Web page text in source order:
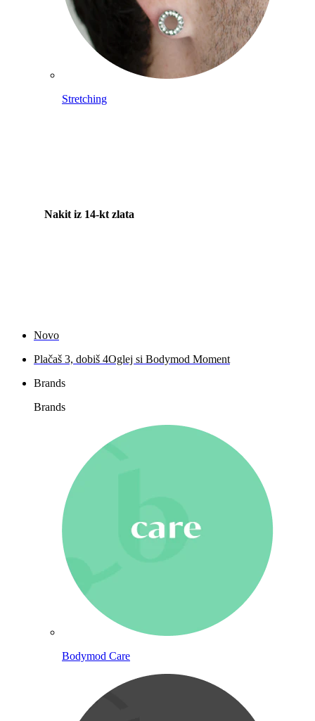
Stretching
Nakit iz 14-kt zlata
Novo
Plačaš 3, dobiš 4Oglej si Bodymod Moment
Brands
Brands
Bodymod Care